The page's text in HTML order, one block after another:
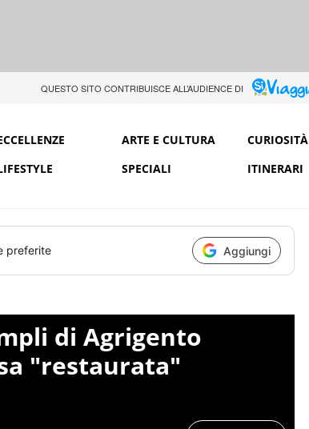
QUESTO SITO CONTRIBUISCE ALL’AUDIENCE DI
ARTE E CULTURA CURIOSITÀ
SPECIALI ITINERARI
preferite Aggiungi
di Agrigento
"restaurata"